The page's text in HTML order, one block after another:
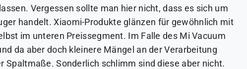
Vergessen sollte man hier nicht, dass es sich um
handelt. Xiaomi-Produkte glänzen für gewöhnlich mit
im unteren Preissegment. Im Falle des Mi Vacuum
da aber doch kleinere Mängel an der Verarbeitung
Spaltmaße. Sonderlich schlimm sind diese aber nicht.